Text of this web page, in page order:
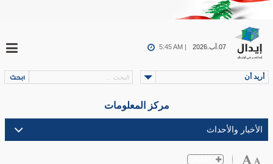
07.آب.2026 5:45 AM |
أريد أن
مركز المعلومات